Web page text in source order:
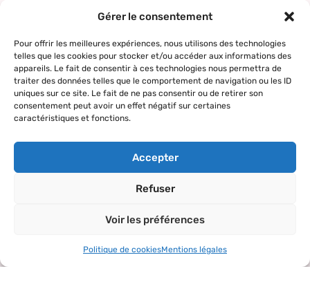
Gérer le consentement
Pour offrir les meilleures expériences, nous utilisons des technologies
telles que les cookies pour stocker et/ou accéder aux informations des
appareils. Le fait de consentir à ces technologies nous permettra de
traiter des données telles que le comportement de navigation ou les ID
uniques sur ce site. Le fait de ne pas consentir ou de retirer son
consentement peut avoir un effet négatif sur certaines
caractéristiques et fonctions.
Accepter
Refuser
Voir les préférences
Politique de cookiesMentions légales
Nous contacter
Qui sommes-
nous ?
Nos valeurs
La charte AVF
Nos actions
Accueil des
nouveaux
arrivants
Rencontres
Activités et
Le réseau
AVF
Répertoire
des AVF
réseau
Suivez-nous